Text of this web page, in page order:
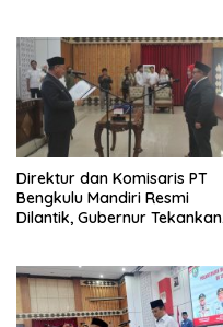
Direktur dan Komisaris PT
Bengkulu Mandiri Resmi
Dilantik, Gubernur Tekankan